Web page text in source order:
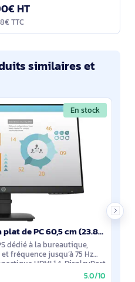
HT
TTC
similaires et
En stock
HP P-Series P24 G4 écran plat de PC 60,5 cm (23.8") 1920 x 1080 pixels Full HD - 1A7E5AA#ABB
dédié à la bureautique,
fréquence jusqu’à 75 Hz
HDMI 1.4, DisplayPort
5.0/10